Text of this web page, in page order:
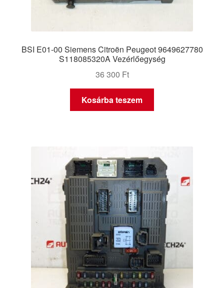
BSI E01-00 Siemens Citroën Peugeot 9649627780
S118085320A Vezérlőegység
36 300 Ft
Kosárba teszem